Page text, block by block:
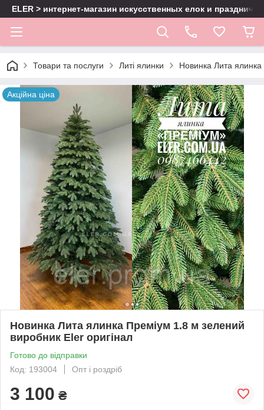
ELER > интернет-магазин искусственных елок и
Товари та послуги Литі ялинки Новинка Лита
Акційна ціна
Новинка Лита ялинка Преміум 1.8 м зелений
виробник Eler оригінал
Готово до відправки
Код: 193004
Опт і роздріб
3 100 ₴